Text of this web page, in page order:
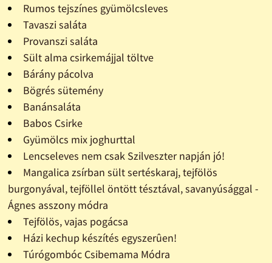
Rumos tejszínes gyümölcsleves
Tavaszi saláta
Provanszi saláta
Sült alma csirkemájjal töltve
Bárány pácolva
Bögrés sütemény
Banánsaláta
Babos Csirke
Gyümölcs mix joghurttal
Lencseleves nem csak Szilveszter napján jó!
Mangalica zsírban sült sertéskaraj, tejfölös
burgonyával, tejföllel öntött tésztával, savanyúsággal -
Ágnes asszony módra
Tejfölös, vajas pogácsa
Házi kechup készítés egyszerûen!
Túrógombóc Csibemama Módra